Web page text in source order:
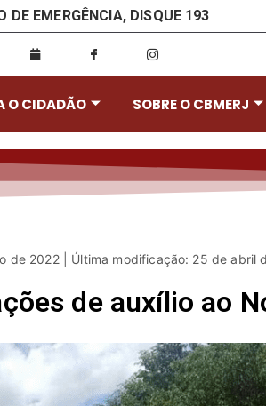
DE EMERGÊNCIA, DISQUE 193
O CIDADÃO SOBRE O CBMERJ
de 2022 | Última modificação: 25 de abril
de auxílio ao